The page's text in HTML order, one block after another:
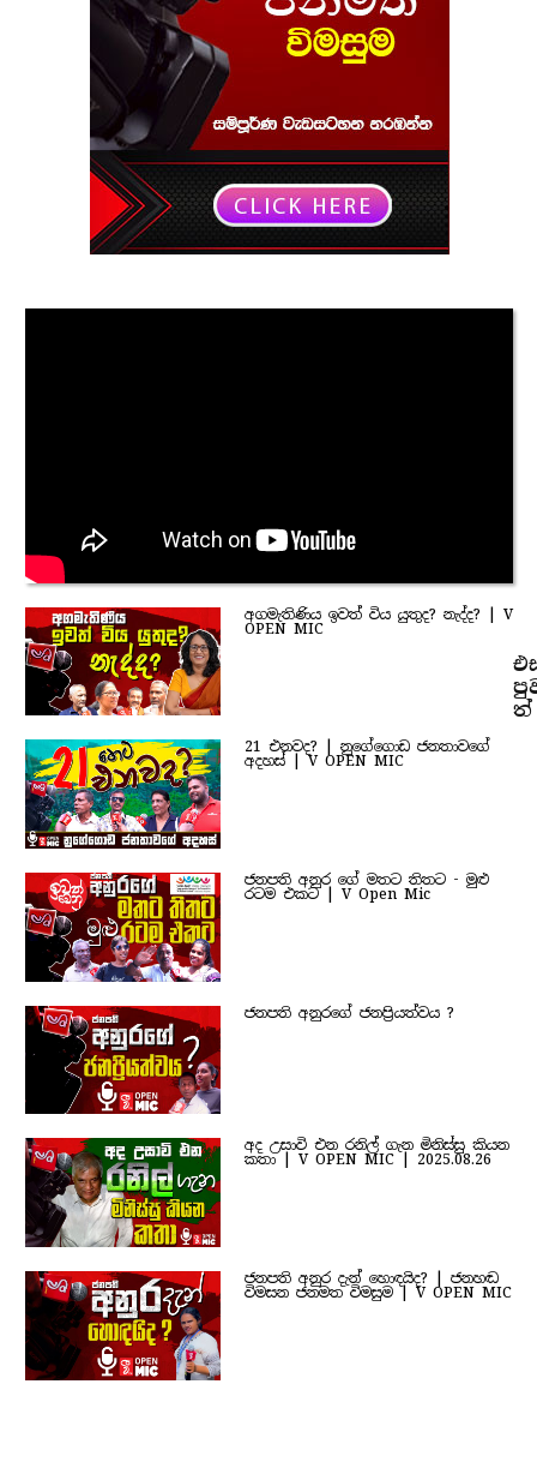
අගමැතිණිය ඉවත් විය යුතුද? නැද්ද? | V
OPEN MIC
21 එනවද? | නුගේගොඩ ජනතාවගේ
අදහස් | V OPEN MIC
ජනපති අනුර ගේ මතට තිතට - මුළු
රටම එකට | V Open Mic
ජනපති අනුරගේ ජනප්‍රියත්වය ?
අද උසාවි එන රනිල් ගැන මිනිස්සු කියන
කතා | V OPEN MIC | 2025.08.26
ජනපති අනුර දැන් හොඳයිද? | ජනහඬ
විමසන ජනමත විමසුම | V OPEN MIC
ත්